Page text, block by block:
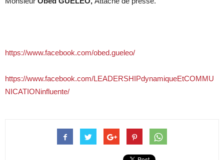
https://www.facebook.com/obed.gueleo/
https://www.facebook.com/LEADERSHIPdynamiqueEtCOMMU
NICATIONinfluente/